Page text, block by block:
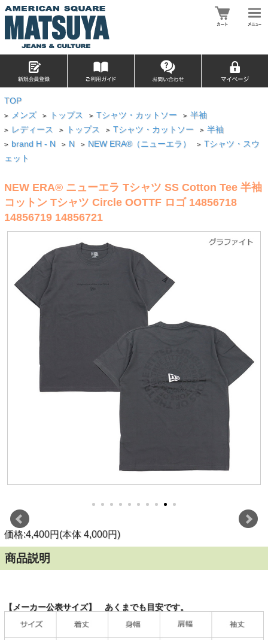
TOP
> メンズ > トップス > Tシャツ・カットソー > 半袖
> レディース > トップス > Tシャツ・カットソー > 半袖
> brand H - N > N > NEW ERA®（ニューエラ） > Tシャツ・スウ
ェット
NEW ERA® ニューエラ Tシャツ SS Cotton Tee 半袖
コットン Tシャツ Circle OOTTF ロゴ 14856718
14856719 14856721
価格:4,400円(本体 4,000円)
商品説明
【メーカー公表サイズ】 あくまでも目安です。